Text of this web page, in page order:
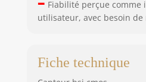
Fiabilité perçue comme
utilisateur, avec besoin de
Fiche technique